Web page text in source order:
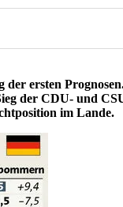
der ersten
der CDU- und
im Lande.